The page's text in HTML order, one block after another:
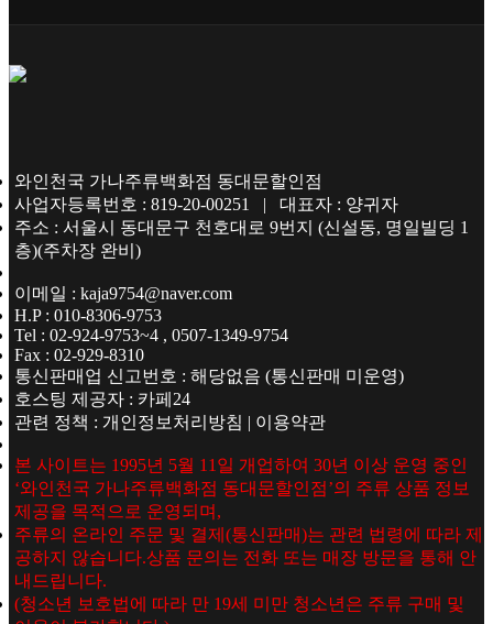
와인천국 가나주류백화점 동대문할인점
사업자등록번호 : 819-20-00251 | 대표자 : 양귀자
주소 : 서울시 동대문구 천호대로 9번지 (신설동, 명일빌딩 1
층)(주차장 완비)
이메일 : kaja9754@naver.com
H.P : 010-8306-9753
Tel : 02-924-9753~4 , 0507-1349-9754
Fax : 02-929-8310
통신판매업 신고번호 : 해당없음 (통신판매 미운영)
호스팅 제공자 : 카페24
관련 정책 : 개인정보처리방침 | 이용약관
본 사이트는 1995년 5월 11일 개업하여 30년 이상 운영 중인
‘와인천국 가나주류백화점 동대문할인점’의 주류 상품 정보
제공을 목적으로 운영되며,
주류의 온라인 주문 및 결제(통신판매)는 관련 법령에 따라 제
공하지 않습니다.상품 문의는 전화 또는 매장 방문을 통해 안
내드립니다.
(청소년 보호법에 따라 만 19세 미만 청소년은 주류 구매 및